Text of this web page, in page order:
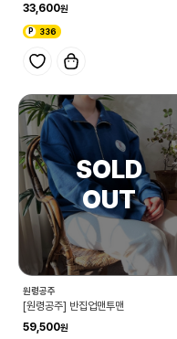
33,600
336
원령공주
[원령공주] 반집업맨투맨
59,500